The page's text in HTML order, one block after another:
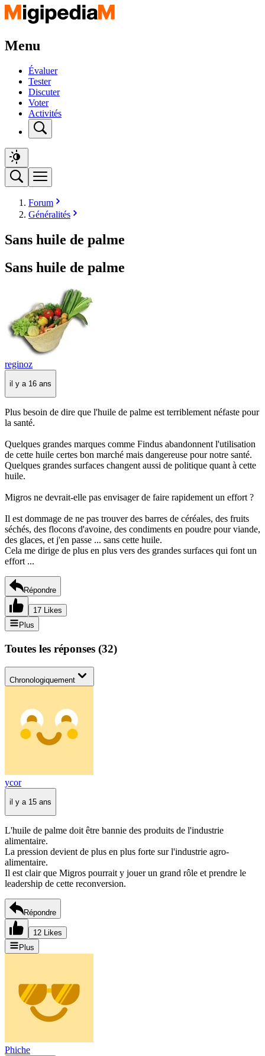
Menu
Évaluer
Tester
Discuter
Voter
Activités
Forum
Généralités
Sans huile de palme
Sans huile de palme
reginoz
il y a 16 ans
Plus besoin de dire que l'huile de palme est terriblement néfaste pour
la santé.
Quelques grandes marques comme Findus abandonnent l'utilisation
de cette huile certes bon marché mais dangereuse pour notre santé.
Quelques grandes surfaces changent aussi de politique quant à cette
huile.
Migros ne devrait-elle pas envisager de faire rapidement un effort ?
Il est dommage de ne pas trouver des barres de céréales, des fruits
séchés, des flocons d'avoine, des condiments en poudre pour viande,
des glaces, et j'en passe ... sans cette huile.
Cela me dirige de plus en plus vers des grandes surfaces qui font un
effort ...
Répondre
17 Likes
Plus
Toutes les réponses (32)
Chronologiquement
ycor
il y a 15 ans
L'huile de palme doit être bannie des produits de l'industrie
alimentaire.
La pression devient de plus en plus forte sur l'industrie agro-
alimentaire.
Il est clair que Migros pourrait y jouer un grand rôle et prendre le
leadership de cette reconversion.
Répondre
12 Likes
Plus
Phiche